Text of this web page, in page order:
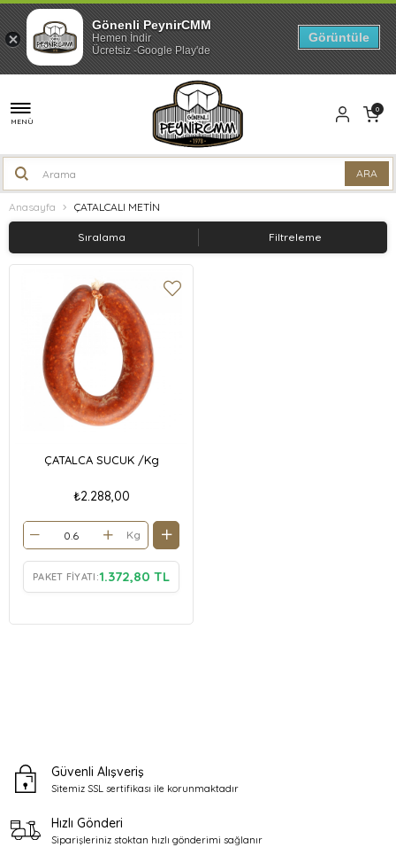
MENÜ
0
Anasayfa ÇATALCALI METİN
Filtreleme
Sıralama
ÇATALCA SUCUK /Kg
₺2.288,00
Kg
PAKET FIYATI:1.372,80 TL
Güvenli Alışveriş
Sitemiz SSL sertifikası ile korunmaktadır
Hızlı Gönderi
Siparişleriniz stoktan hızlı gönderimi sağlanır
Gönenli PeynirCMM
Hemen İndir
Ücretsiz -Google Play'de
Görüntüle